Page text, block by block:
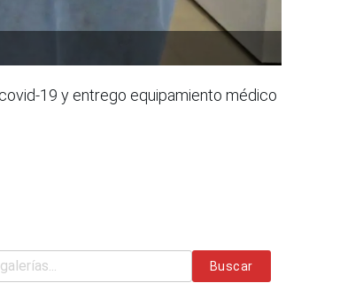
19 y entrego equipamiento médico
Buscar